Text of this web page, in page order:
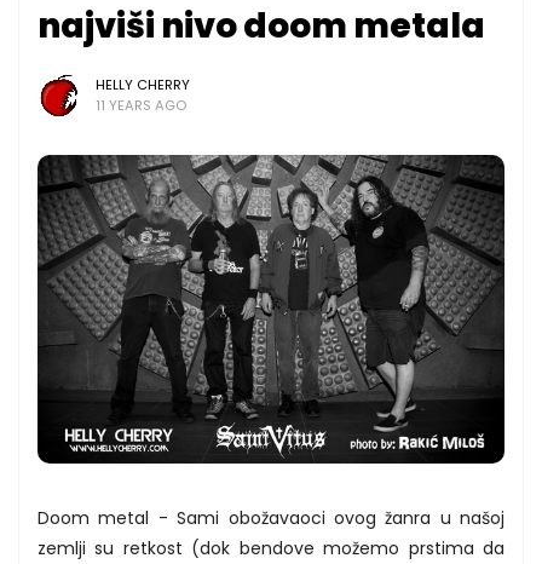
najviši nivo doom metala
HELLY CHERRY
11 YEARS AGO
Doom metal - Sami obožavaoci ovog žanra u našoj
zemlji su retkost (dok bendove možemo prstima da